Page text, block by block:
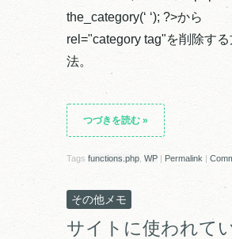
the_category(‘ ‘); ?>から
rel="category tag"を削除する
法。
つづきを読む »
Tags functions.php WP | Permalink |
その他メモ
サイトに使われて